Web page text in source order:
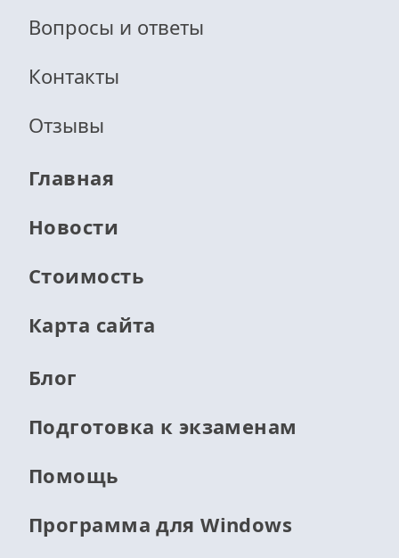
Вопросы и ответы
Контакты
Отзывы
Главная
Новости
Стоимость
Карта сайта
Блог
Подготовка к экзаменам
Помощь
Программа для Windows